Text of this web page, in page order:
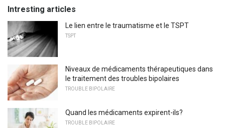
Intresting articles
Le lien entre le traumatisme et le TSPT
TSPT
Niveaux de médicaments thérapeutiques dans
le traitement des troubles bipolaires
TROUBLE BIPOLAIRE
Quand les médicaments expirent-ils?
TROUBLE BIPOLAIRE